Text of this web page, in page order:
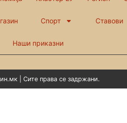
Спорт Ставови
Наши приказни
| Сите права се задржани.